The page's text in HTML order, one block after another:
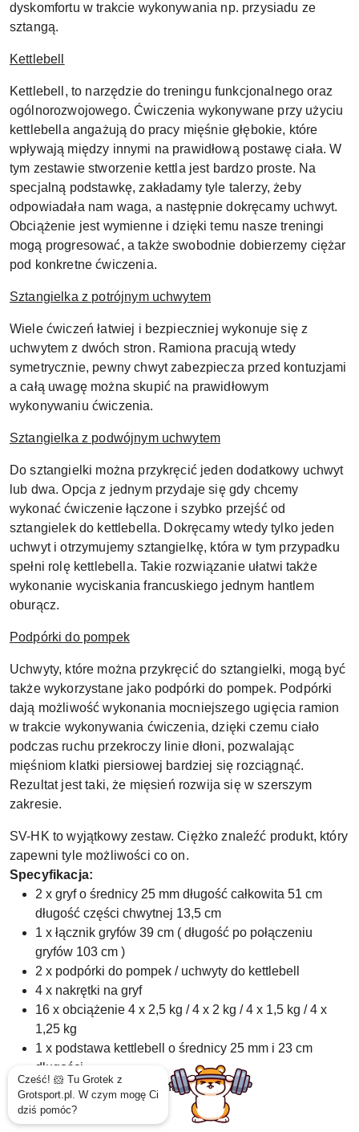
dyskomfortu w trakcie wykonywania np. przysiadu ze
sztangą.
Kettlebell
Kettlebell, to narzędzie do treningu funkcjonalnego oraz
ogólnorozwojowego. Ćwiczenia wykonywane przy użyciu
kettlebella angażują do pracy mięśnie głębokie, które
wpływają między innymi na prawidłową postawę ciała. W
tym zestawie stworzenie kettla jest bardzo proste. Na
specjalną podstawkę, zakładamy tyle talerzy, żeby
odpowiadała nam waga, a następnie dokręcamy uchwyt.
Obciążenie jest wymienne i dzięki temu nasze treningi
mogą progresować, a także swobodnie dobierzemy ciężar
pod konkretne ćwiczenia.
Sztangielka z potrójnym uchwytem
Wiele ćwiczeń łatwiej i bezpieczniej wykonuje się z
uchwytem z dwóch stron. Ramiona pracują wtedy
symetrycznie, pewny chwyt zabezpiecza przed kontuzjami
a całą uwagę można skupić na prawidłowym
wykonywaniu ćwiczenia.
Sztangielka z podwójnym uchwytem
Do sztangielki można przykręcić jeden dodatkowy uchwyt
lub dwa. Opcja z jednym przydaje się gdy chcemy
wykonać ćwiczenie łączone i szybko przejść od
sztangielek do kettlebella. Dokręcamy wtedy tylko jeden
uchwyt i otrzymujemy sztangielkę, która w tym przypadku
spełni rolę kettlebella. Takie rozwiązanie ułatwi także
wykonanie wyciskania francuskiego jednym hantlem
oburącz.
Podpórki do pompek
Uchwyty, które można przykręcić do sztangielki, mogą być
także wykorzystane jako podpórki do pompek. Podpórki
dają możliwość wykonania mocniejszego ugięcia ramion
w trakcie wykonywania ćwiczenia, dzięki czemu ciało
podczas ruchu przekroczy linie dłoni, pozwalając
mięśniom klatki piersiowej bardziej się rozciągnąć.
Rezultat jest taki, że mięsień rozwija się w szerszym
zakresie.
SV-HK to wyjątkowy zestaw. Ciężko znaleźć produkt, który
zapewni tyle możliwości co on.
Specyfikacja:
2 x gryf o średnicy 25 mm długość całkowita 51 cm
długość części chwytnej 13,5 cm
1 x łącznik gryfów 39 cm ( długość po połączeniu
gryfów 103 cm )
2 x podpórki do pompek / uchwyty do kettlebell
4 x nakrętki na gryf
16 x obciążenie 4 x 2,5 kg / 4 x 2 kg / 4 x 1,5 kg / 4 x
1,25 kg
1 x podstawa kettlebell o średnicy 25 mm i 23 cm
długości
2 x elastyczna opaska na nadgarstek